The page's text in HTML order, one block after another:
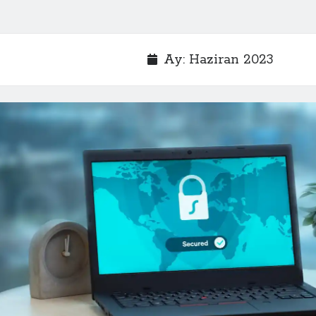
Ay: Haziran 2023